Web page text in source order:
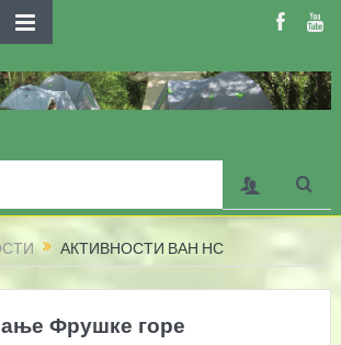
АКТИВНОСТИ ВАН НС
Фрушке горе